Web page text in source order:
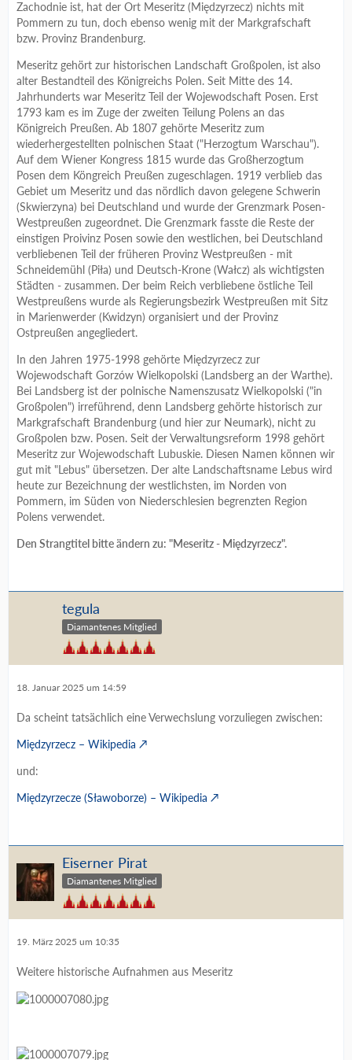
Zachodnie ist, hat der Ort Meseritz (Międzyrzecz) nichts mit
Pommern zu tun, doch ebenso wenig mit der Markgrafschaft
bzw. Provinz Brandenburg.
Meseritz gehört zur historischen Landschaft Großpolen, ist also
alter Bestandteil des Königreichs Polen. Seit Mitte des 14.
Jahrhunderts war Meseritz Teil der Wojewodschaft Posen. Erst
1793 kam es im Zuge der zweiten Teilung Polens an das
Königreich Preußen. Ab 1807 gehörte Meseritz zum
wiederhergestellten polnischen Staat ("Herzogtum Warschau").
Auf dem Wiener Kongress 1815 wurde das Großherzogtum
Posen dem Köngreich Preußen zugeschlagen. 1919 verblieb das
Gebiet um Meseritz und das nördlich davon gelegene Schwerin
(Skwierzyna) bei Deutschland und wurde der Grenzmark Posen-
Westpreußen zugeordnet. Die Grenzmark fasste die Reste der
einstigen Proivinz Posen sowie den westlichen, bei Deutschland
verbliebenen Teil der früheren Provinz Westpreußen - mit
Schneidemühl (Piła) und Deutsch-Krone (Wałcz) als wichtigsten
Städten - zusammen. Der beim Reich verbliebene östliche Teil
Westpreußens wurde als Regierungsbezirk Westpreußen mit Sitz
in Marienwerder (Kwidzyn) organisiert und der Provinz
Ostpreußen angegliedert.
In den Jahren 1975-1998 gehörte Międzyrzecz zur
Wojewodschaft Gorzów Wielkopolski (Landsberg an der Warthe).
Bei Landsberg ist der polnische Namenszusatz Wielkopolski ("in
Großpolen") irreführend, denn Landsberg gehörte historisch zur
Markgrafschaft Brandenburg (und hier zur Neumark), nicht zu
Großpolen bzw. Posen. Seit der Verwaltungsreform 1998 gehört
Meseritz zur Wojewodschaft Lubuskie. Diesen Namen können wir
gut mit "Lebus" übersetzen. Der alte Landschaftsname Lebus wird
heute zur Bezeichnung der westlichsten, im Norden von
Pommern, im Süden von Niederschlesien begrenzten Region
Polens verwendet.
Den Strangtitel bitte ändern zu: "Meseritz - Międzyrzecz".
tegula
Diamantenes Mitglied
18. Januar 2025 um 14:59
Da scheint tatsächlich eine Verwechslung vorzuliegen zwischen:
Międzyrzecz – Wikipedia
und:
Międzyrzecze (Sławoborze) – Wikipedia
Eiserner Pirat
Diamantenes Mitglied
19. März 2025 um 10:35
Weitere historische Aufnahmen aus Meseritz